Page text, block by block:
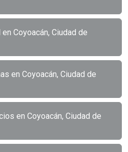
Coyoacán, Ciudad de
en Coyoacán, Ciudad de
en Coyoacán, Ciudad de